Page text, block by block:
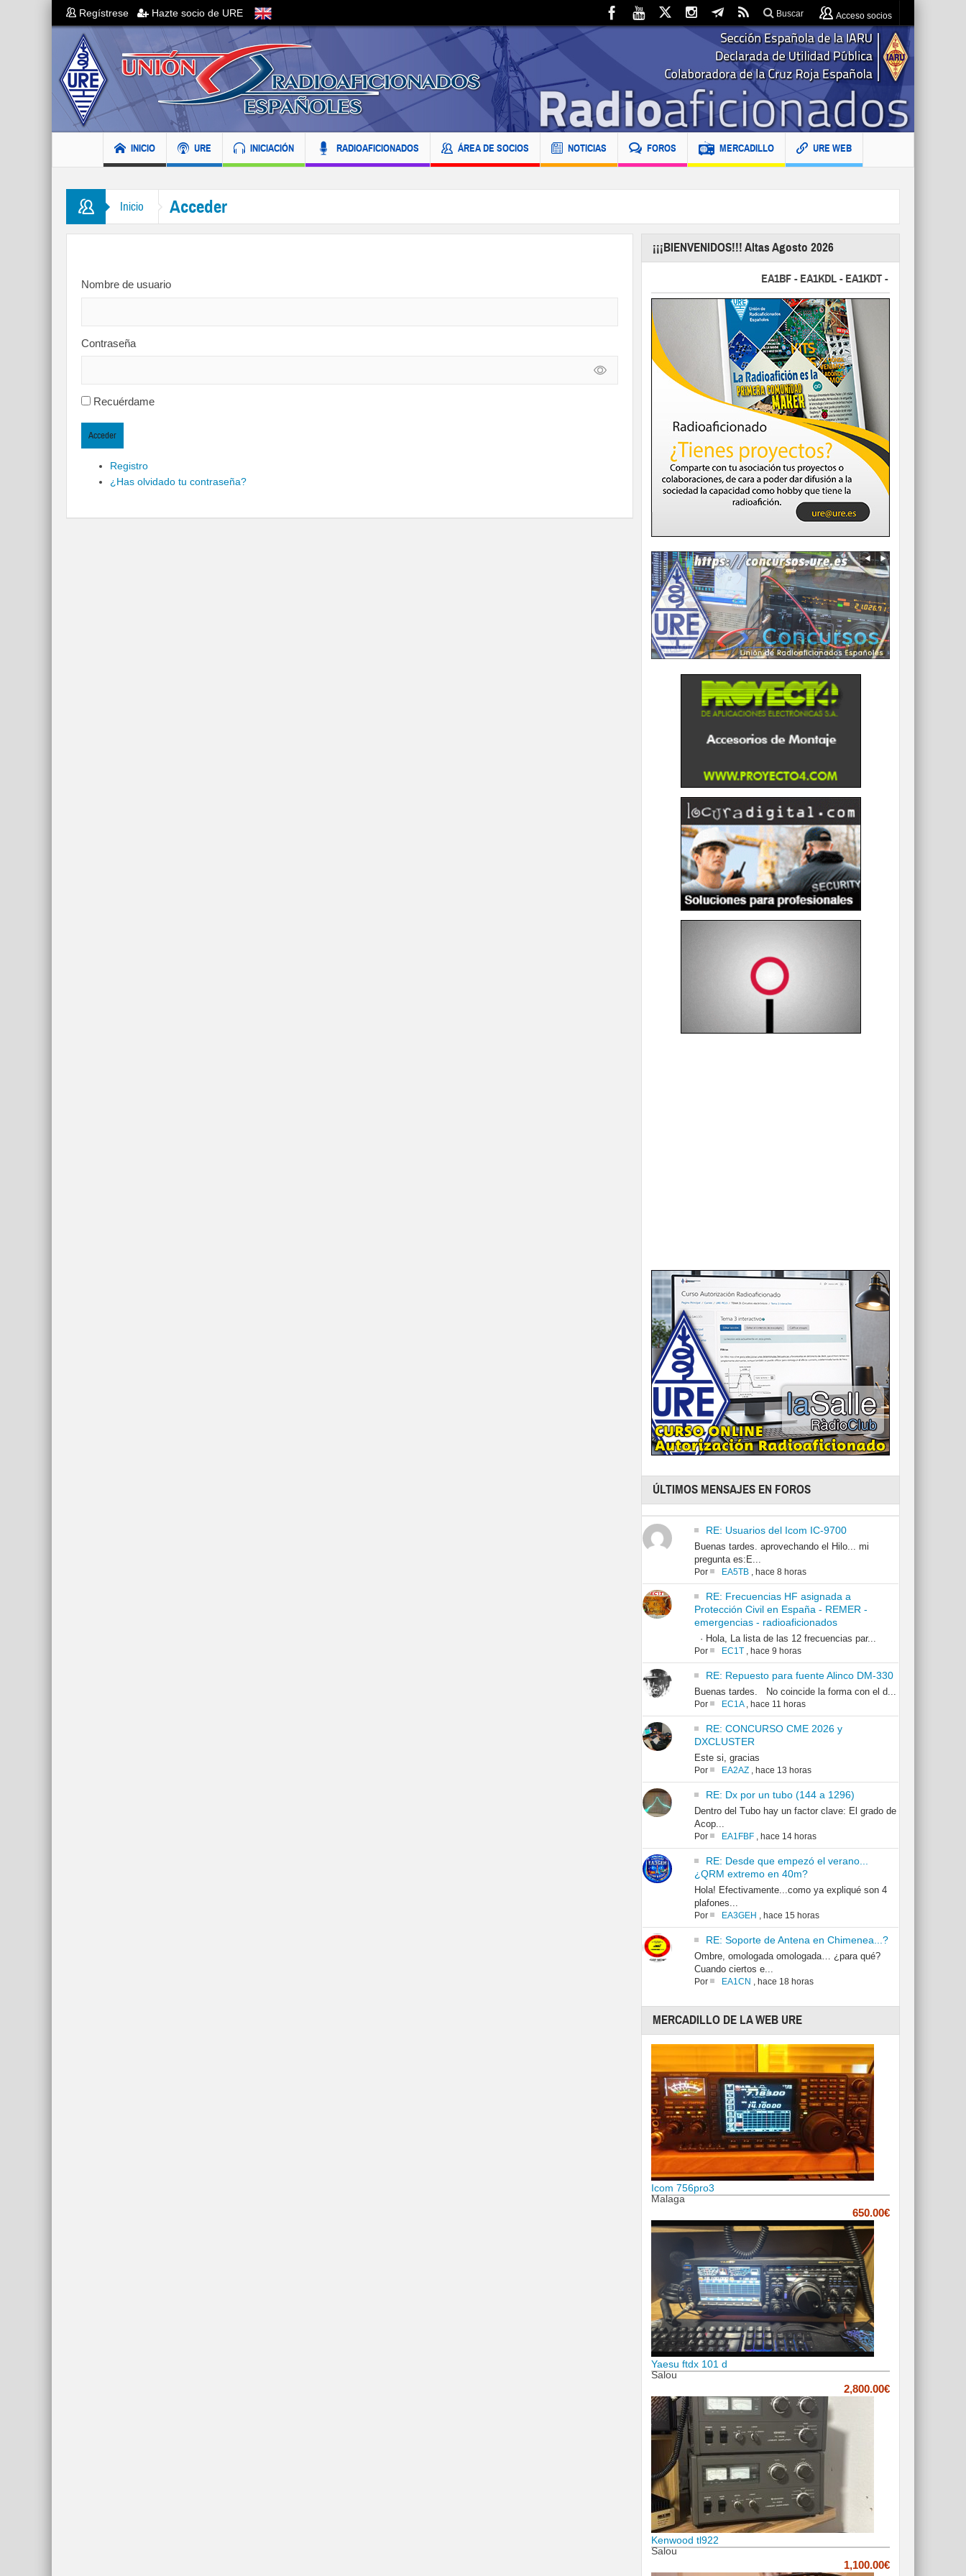
Regístrese Hazte socio de URE Buscar Acceso socios
INICIO URE INICIACIÓN RADIOAFICIONADOS ÁREA DE SOCIOS NOTICIAS FOROS MERCADILLO URE WEB
Inicio Acceder
Nombre de usuario
Contraseña
Recuérdame
Acceder
Registro
¿Has olvidado tu contraseña?
¡¡¡BIENVENIDOS!!! Altas Agosto 2026
EA1BF - EA1KDL - EA1KDT - EA2FBJ - EA2FJU -
ÚLTIMOS MENSAJES EN FOROS
RE: Usuarios del Icom IC-9700
Buenas tardes. aprovechando el Hilo... mi
pregunta es:E...
Por EA5TB, hace 8 horas
RE: Frecuencias HF asignada a
Protección Civil en España - REMER -
emergencias - radioaficionados
· Hola, La lista de las 12 frecuencias par...
Por EC1T, hace 9 horas
RE: Repuesto para fuente Alinco DM-330
Buenas tardes. No coincide la forma con el d...
Por EC1A, hace 11 horas
RE: CONCURSO CME 2026 y
DXCLUSTER
Este si, gracias
Por EA2AZ, hace 13 horas
RE: Dx por un tubo (144 a 1296)
Dentro del Tubo hay un factor clave: El grado de
Acop...
Por EA1FBF, hace 14 horas
RE: Desde que empezó el verano...
¿QRM extremo en 40m?
Hola! Efectivamente...como ya expliqué son 4
plafones...
Por EA3GEH , hace 15 horas
RE: Soporte de Antena en Chimenea...?
Ombre, omologada omologada… ¿para qué?
Cuando ciertos e...
Por EA1CN , hace 18 horas
MERCADILLO DE LA WEB URE
Icom 756pro3
Malaga
650.00€
Yaesu ftdx 101 d
Salou
2,800.00€
Kenwood tl922
Salou
1,100.00€